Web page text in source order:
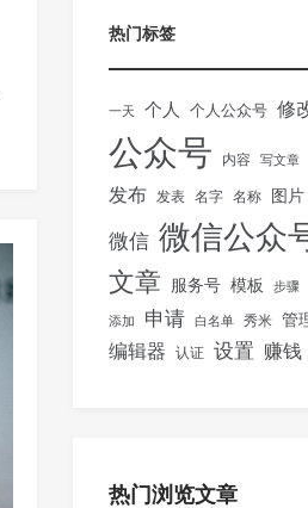
热门标签
一天 个人 个人公众号 修
公众号 内容 写文章
发布 发表 名字 名称 图片
微信 微信公众
文章 服务号 模板 步骤
添加 申请 白名单 秀米 管
编辑器
认证 设置 赚钱
热门浏览文章